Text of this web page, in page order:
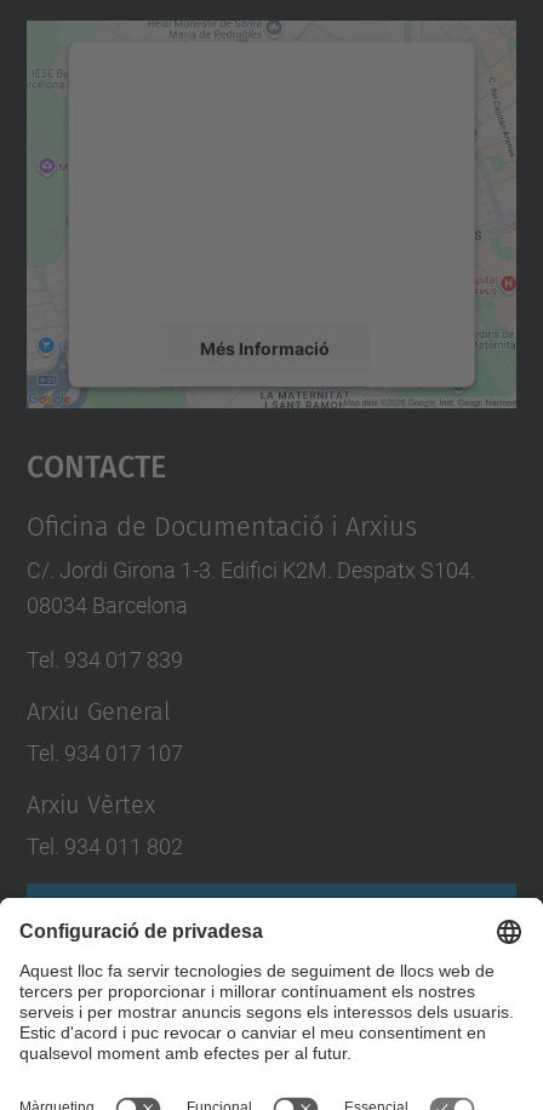
Més Informació
Accepta
powered by
Contacte
Oficina de Documentació i Arxius
C/. Jordi Girona 1-3. Edifici K2M. Despatx S104.
08034 Barcelona
Tel. 934 017 839
Arxiu General
Tel. 934 017 107
Arxiu Vèrtex
Tel. 934 011 802
Formulari de contacte
Llista Xarxes Socials